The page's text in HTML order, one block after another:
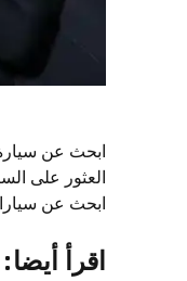
ابحث عن
العثور على
ابحث عن
اقرأ أيضا: